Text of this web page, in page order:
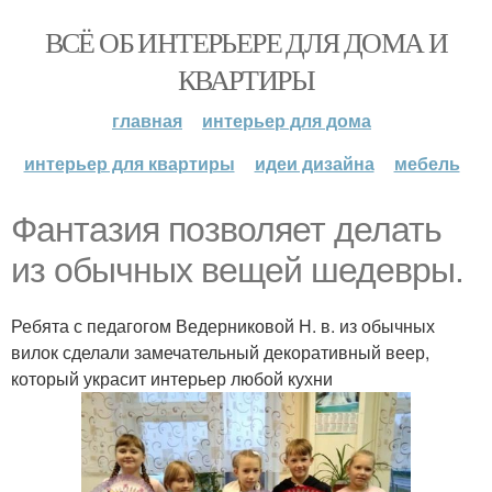
ВСЁ ОБ ИНТЕРЬЕРЕ ДЛЯ ДОМА И
КВАРТИРЫ
главная
интерьер для дома
интерьер для квартиры
идеи дизайна мебель
Фантазия позволяет делать
из обычных вещей шедевры.
Ребята с педагогом Ведерниковой Н. в. из обычных
вилок сделали замечательный декоративный веер,
который украсит интерьер любой кухни